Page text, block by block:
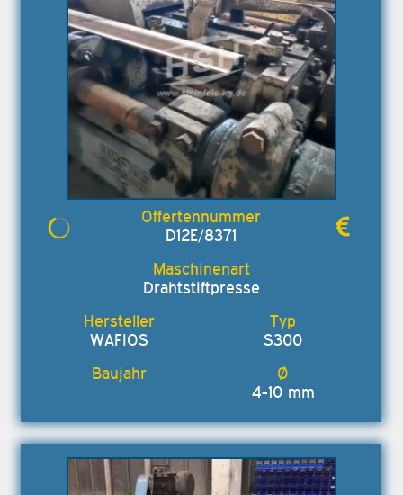
D12E/8371
Drahtstiftpresse
WAFIOS S300
4-10 mm